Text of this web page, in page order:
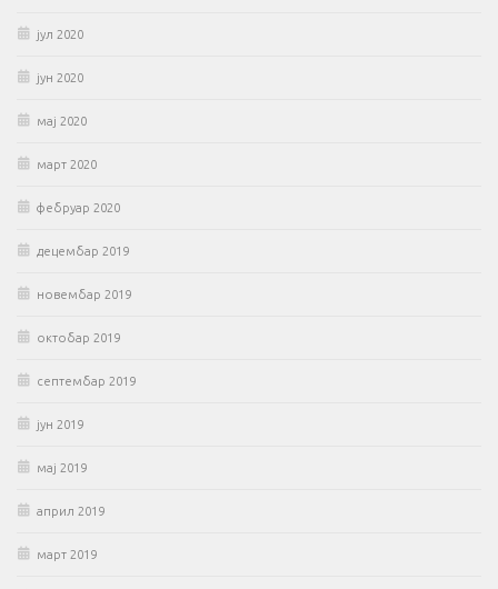
јул 2020
јун 2020
мај 2020
март 2020
фебруар 2020
децембар 2019
новембар 2019
октобар 2019
септембар 2019
јун 2019
мај 2019
април 2019
март 2019